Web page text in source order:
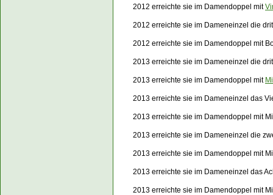
2012 erreichte sie im Damendoppel mit
2012 erreichte sie im Dameneinzel die
2012 erreichte sie im Damendoppel mit
2013 erreichte sie im Dameneinzel die
2013 erreichte sie im Damendoppel mit
2013 erreichte sie im Dameneinzel das
2013 erreichte sie im Damendoppel mit
2013 erreichte sie im Dameneinzel die
2013 erreichte sie im Damendoppel mit
2013 erreichte sie im Dameneinzel das
2013 erreichte sie im Damendoppel mit